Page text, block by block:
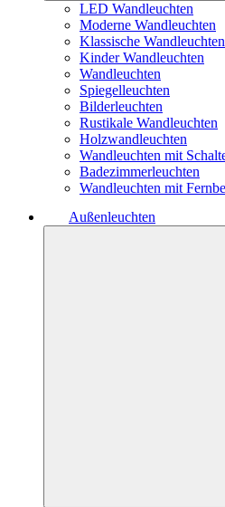
LED Wandleuchten
Moderne Wandleuchten
Klassische Wandleuchten
Kinder Wandleuchten
Wandleuchten
Spiegelleuchten
Bilderleuchten
Rustikale Wandleuchten
Holzwandleuchten
Wandleuchten mit
Badezimmerleuchten
Wandleuchten mit
Außenleuchten